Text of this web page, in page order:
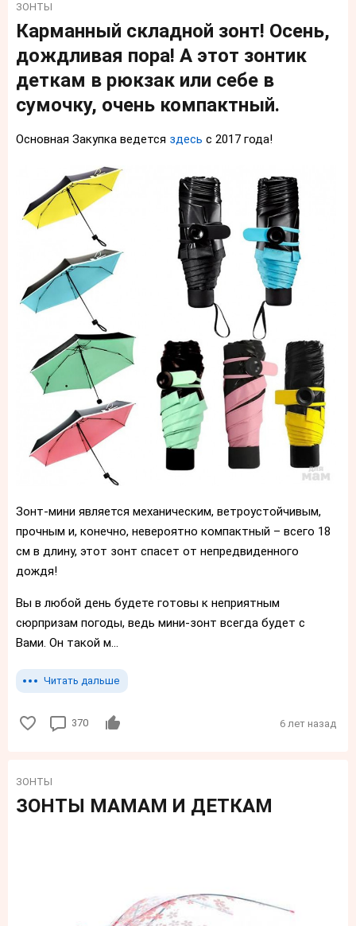
ЗОНТЫ
Карманный складной зонт! Осень,
дождливая пора! А этот зонтик
деткам в рюкзак или себе в
сумочку, очень компактный.
Основная Закупка ведется здесь с 2017 года!
Зонт-мини является механическим, ветроустойчивым,
прочным и, конечно, невероятно компактный – всего 18
см в длину, этот зонт спасет от непредвиденного
дождя!
Вы в любой день будете готовы к неприятным
сюрпризам погоды, ведь мини-зонт всегда будет с
Вами. Он такой м...
Читать дальше
370 6 лет назад
ЗОНТЫ
ЗОНТЫ МАМАМ И ДЕТКАМ